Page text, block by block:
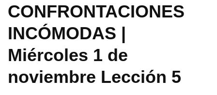
CONFRONTACIONES
INCÓMODAS |
Miércoles 1 de
noviembre Lección 5